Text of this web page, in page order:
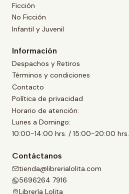
Ficción
No Ficción
Infantil y Juvenil
Información
Despachos y Retiros
Términos y condiciones
Contacto
Política de privacidad
Horario de atención:
Lunes a Domingo:
10:00-14:00 hrs. / 15:00-20:00 hrs.
Contáctanos
tienda@librerialolita.com
5696264 7916
Librería Lolita